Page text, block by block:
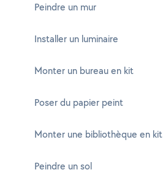
Peindre un mur
Installer un luminaire
Monter un bureau en kit
Poser du papier peint
Monter une bibliothèque en kit
Peindre un sol